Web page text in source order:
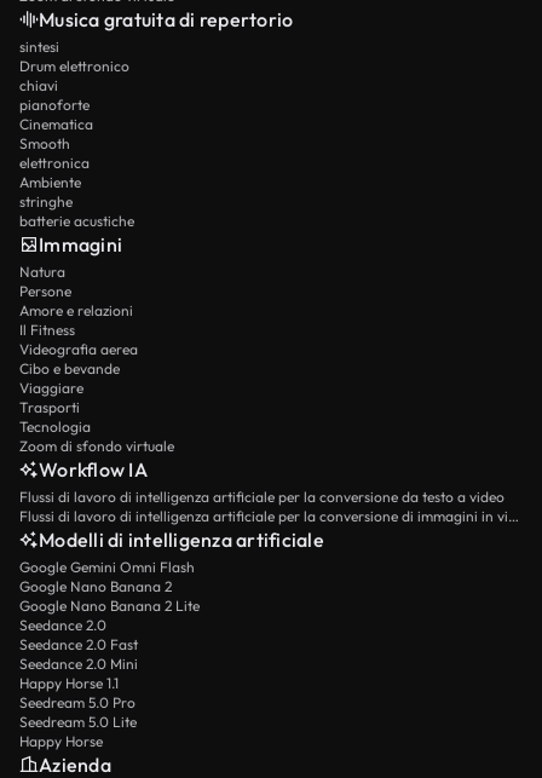
Musica gratuita di repertorio
sintesi
Drum elettronico
chiavi
pianoforte
Cinematica
Smooth
elettronica
Ambiente
stringhe
batterie acustiche
Immagini
Natura
Persone
Amore e relazioni
Il Fitness
Videografia aerea
Cibo e bevande
Viaggiare
Trasporti
Tecnologia
Zoom di sfondo virtuale
Workflow IA
Flussi di lavoro di intelligenza artificiale per la conversione da testo a video
Flussi di lavoro di intelligenza artificiale per la conversione di immagini in video
Modelli di intelligenza artificiale
Google Gemini Omni Flash
Google Nano Banana 2
Google Nano Banana 2 Lite
Seedance 2.0
Seedance 2.0 Fast
Seedance 2.0 Mini
Happy Horse 1.1
Seedream 5.0 Pro
Seedream 5.0 Lite
Happy Horse
Azienda